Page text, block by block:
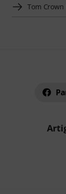
Tom